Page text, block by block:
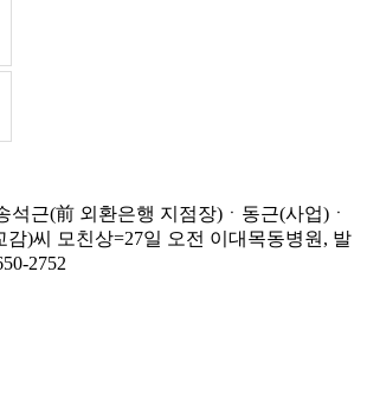
근(前 외환은행 지점장)ㆍ동근(사업)ㆍ
감)씨 모친상=27일 오전 이대목동병원, 발
2752